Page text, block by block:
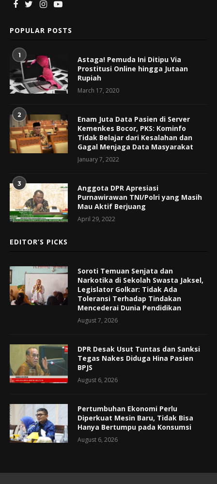
POPULAR POSTS
1
Astaga! Pemuda Ini Ditipu Via
Prostitusi Online hingga Jutaan
Rupiah
March 17, 2020
2
Enam Juta Data Pasien di Server
Kemenkes Bocor, PKS: Kominfo
Tidak Belajar dari Kesalahan dan
Gagal Menjaga Data Masyarakat
January 7, 2022
3
Anggota DPR Apresiasi
Purnawirawan TNI/Polri yang Masih
Mau Aktif Berjuang
April 29, 2022
EDITOR’S PICKS
Soroti Temuan Senjata dan
Narkotika di Sekolah Swasta Jaksel,
Legislator Golkar: Tidak Ada
Toleransi Terhadap Tindakan
Mencederai Dunia Pendidikan
August 7, 2026
DPR Desak Usut Tuntas dan Sanksi
Tegas Nakes Diduga Hina Pasien
BPJS
August 6, 2026
Pertumbuhan Ekonomi Perlu
Diperkuat Mesin Baru, Tidak Bisa
Hanya Bertumpu pada Konsumsi
August 6, 2026